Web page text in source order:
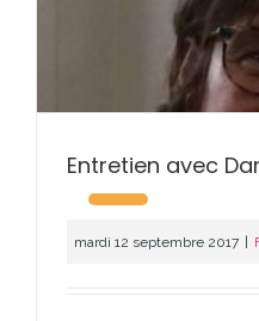
Entretien avec
mardi 12 septembre 2017 |